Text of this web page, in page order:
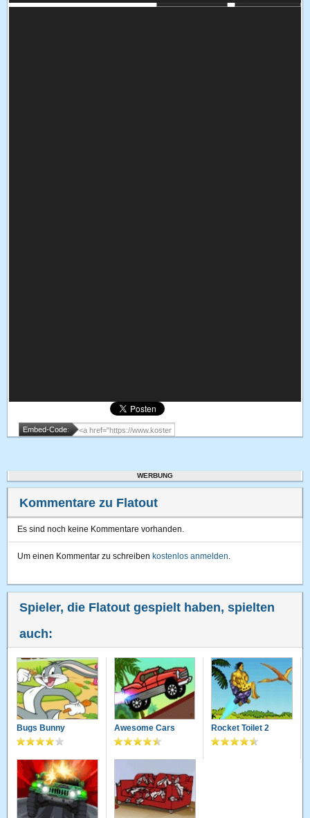
Embed-Code:
WERBUNG
Kommentare zu Flatout
Es sind noch keine Kommentare vorhanden.
Um einen Kommentar zu schreiben kostenlos anmelden.
Spieler, die Flatout gespielt haben, spielten
auch:
Bugs Bunny Awesome Cars Rocket Toilet 2